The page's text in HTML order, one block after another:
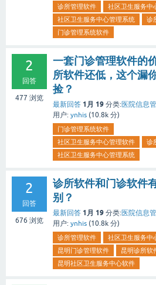
诊所管理软件
社区卫生服务中
社区卫生服务中心管理系统
诊
门诊管理系统软件
2
回答
477 浏览
一套门诊管理软件的
所软件还低，这个漏
捡？
最新回答 1月 19 分类:医院信息
用户: ynhis (10.8k 分)
门诊管理系统软件
社区卫生服务中心管理软件
诊
社区卫生服务中心管理系统
2
回答
676 浏览
诊所软件和门诊软件
别？
最新回答 1月 19 分类:医院信息
用户: ynhis (10.8k 分)
诊所管理软件
社区卫生服务中
昆明门诊管理软件
昆明诊所软
昆明社区卫生服务中心软件